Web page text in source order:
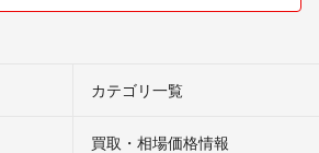
カテゴリ一覧
買取・相場価格情報